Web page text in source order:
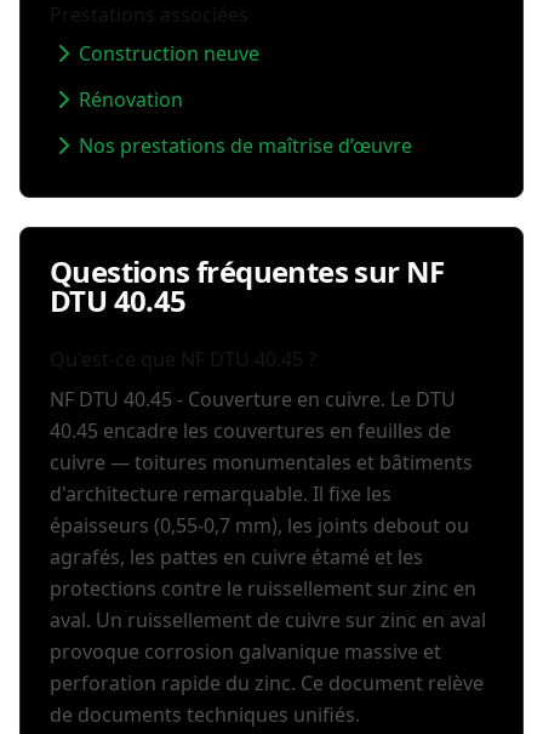
Construction neuve
Rénovation
Nos prestations de maîtrise d’œuvre
Questions fréquentes sur NF
DTU 40.45
NF DTU 40.45 - Couverture en cuivre. Le DTU
40.45 encadre les couvertures en feuilles de
cuivre — toitures monumentales et bâtiments
d'architecture remarquable. Il fixe les
épaisseurs (0,55-0,7 mm), les joints debout ou
agrafés, les pattes en cuivre étamé et les
protections contre le ruissellement sur zinc en
aval. Un ruissellement de cuivre sur zinc en aval
provoque corrosion galvanique massive et
perforation rapide du zinc. Ce document relève
de documents techniques unifiés.